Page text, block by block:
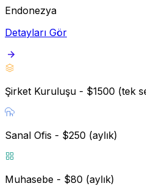
Endonezya
Detayları Gör
Şirket Kuruluşu - $1500 (tek
Sanal Ofis - $250 (aylık)
Muhasebe - $80 (aylık)